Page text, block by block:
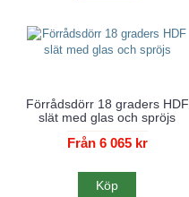
Förrådsdörr 18 graders HDF
slät med glas och spröjs
Från 6 065 kr
Köp